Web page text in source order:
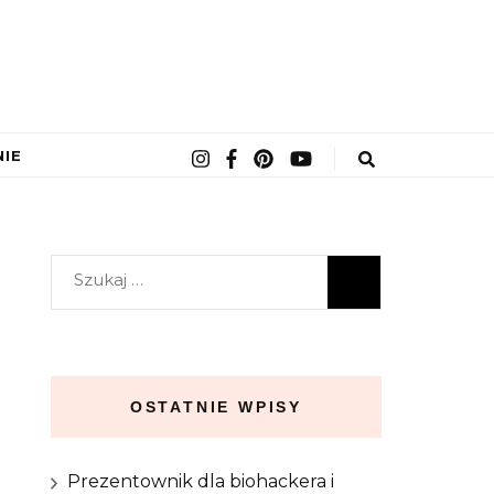
Szukaj:
OSTATNIE WPISY
Prezentownik dla biohackera i